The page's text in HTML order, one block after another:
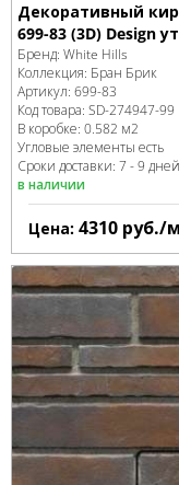
Декоративный
699-83 (3D) Design
Бренд: White Hills
Коллекция: Бран Брик
Артикул: 699-83
Код товара: SD-274947-99
В коробке: 0.582 м2
Угловые элементы есть
Сроки доставки: 7 - 9 дней
в наличии
Цена: 4310 руб./м